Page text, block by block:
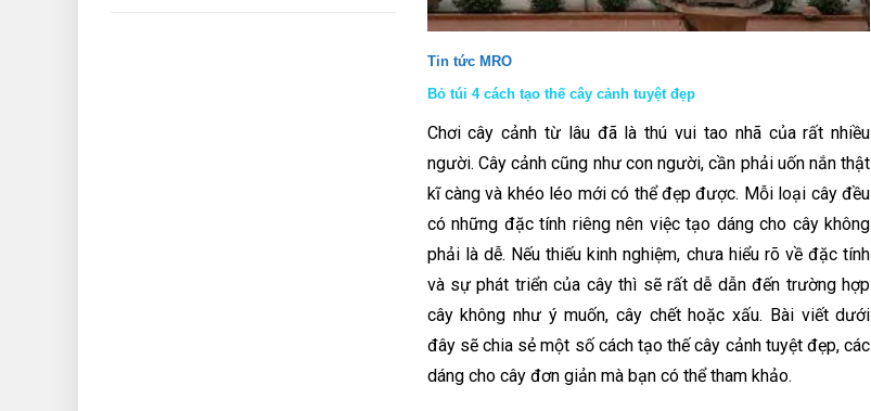
Tin tức MRO
Bỏ túi 4 cách tạo thế cây cảnh tuyệt đẹp
Chơi cây cảnh từ lâu đã là thú vui tao nhã của rất nhiều
người. Cây cảnh cũng như con người, cần phải uốn nắn thật
kĩ càng và khéo léo mới có thể đẹp được. Mỗi loại cây đều
có những đặc tính riêng nên việc tạo dáng cho cây không
phải là dễ. Nếu thiếu kinh nghiệm, chưa hiểu rõ về đặc tính
và sự phát triển của cây thì sẽ rất dễ dẫn đến trường hợp
cây không như ý muốn, cây chết hoặc xấu. Bài viết dưới
đây sẽ chia sẻ một số cách tạo thế cây cảnh tuyệt đẹp, các
dáng cho cây đơn giản mà bạn có thể tham khảo.